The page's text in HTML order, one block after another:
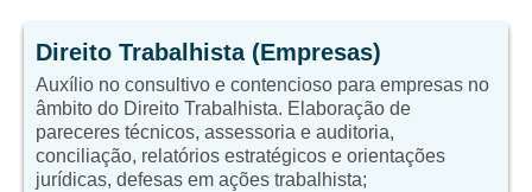
Direito Trabalhista (Empresas)
Auxílio no consultivo e contencioso para empresas no
âmbito do Direito Trabalhista. Elaboração de
pareceres técnicos, assessoria e auditoria,
conciliação, relatórios estratégicos e orientações
jurídicas, defesas em ações trabalhista;